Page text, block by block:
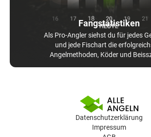
Fangstatistiken
Als Pro-Angler siehst du für jedes
und jede Fischart die
Angelmethoden, Köder und
Datenschutzerklärung
Impressum